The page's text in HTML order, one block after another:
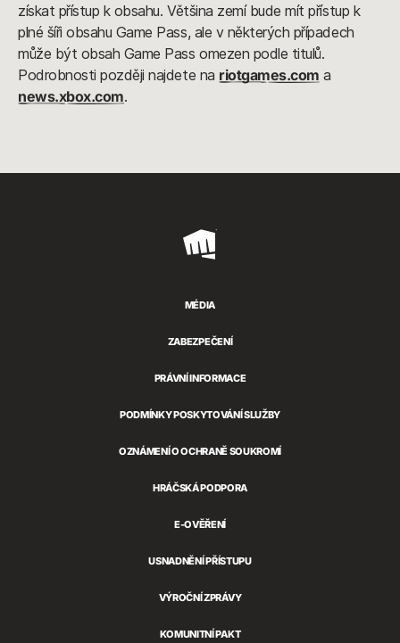
získat přístup k obsahu. Většina zemí bude mít přístup k
plné šíři obsahu Game Pass, ale v některých případech
může být obsah Game Pass omezen podle titulů.
Podrobnosti později najdete na riotgames.com a
news.xbox.com.
Riot
MÉDIA
ZABEZPEČENÍ
PRÁVNÍ INFORMACE
PODMÍNKY POSKYTOVÁNÍ SLUŽBY
OZNÁMENÍ O OCHRANĚ SOUKROMÍ
HRÁČSKÁ PODPORA
E-OVĚŘENÍ
USNADNĚNÍ PŘÍSTUPU
VÝROČNÍ ZPRÁVY
KOMUNITNÍ PAKT